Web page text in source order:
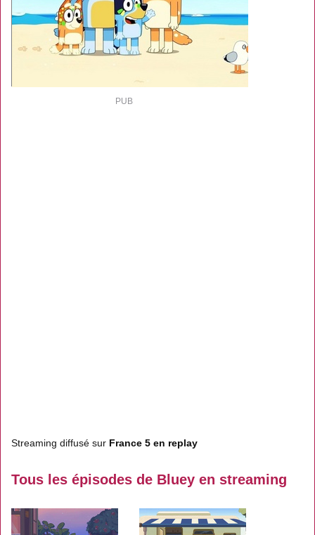
Streaming diffusé sur France 5 en replay
Tous les épisodes de Bluey en streaming